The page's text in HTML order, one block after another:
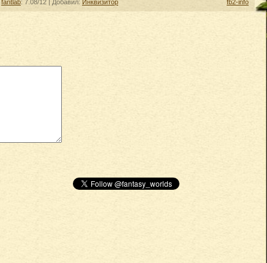
fantlab: 7.08/12 | Добавил: Инквизитор fb2-info